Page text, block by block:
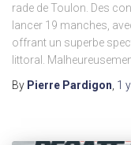
rade de Toulon. Des
lancer 19 manches,
offrant un superbe
littoral.
By Pierre Pardigon 1